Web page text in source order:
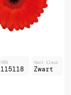
VBN
115118
Hart kleur
Zwart